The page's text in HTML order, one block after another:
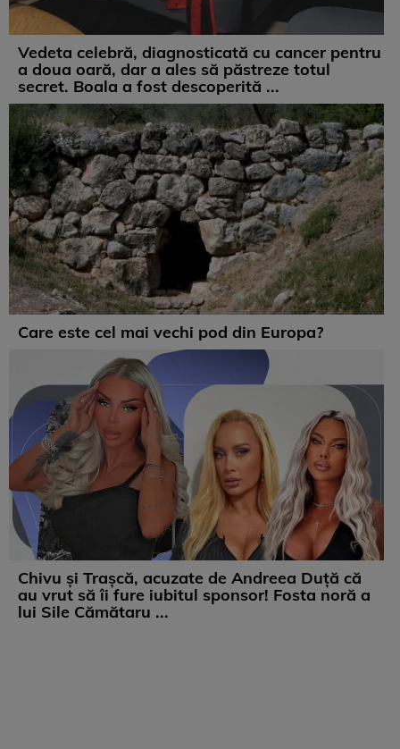
Vedeta celebră, diagnosticată cu cancer pentru
a doua oară, dar a ales să păstreze totul
secret. Boala a fost descoperită ...
Care este cel mai vechi pod din Europa?
Chivu și Trașcă, acuzate de Andreea Duță că
au vrut să îi fure iubitul sponsor! Fosta noră a
lui Sile Cămătaru ...